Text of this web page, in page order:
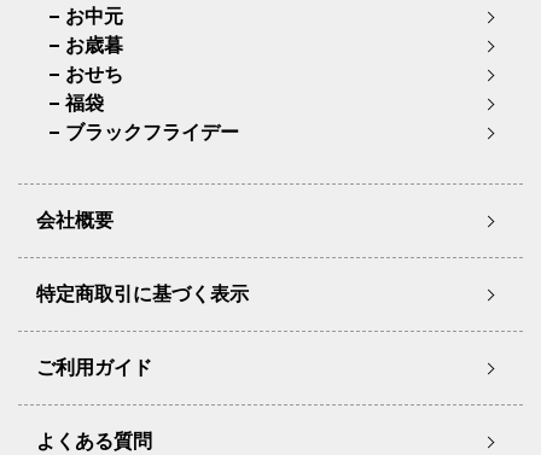
お中元
お歳暮
おせち
福袋
ブラックフライデー
会社概要
特定商取引に基づく表示
ご利用ガイド
よくある質問